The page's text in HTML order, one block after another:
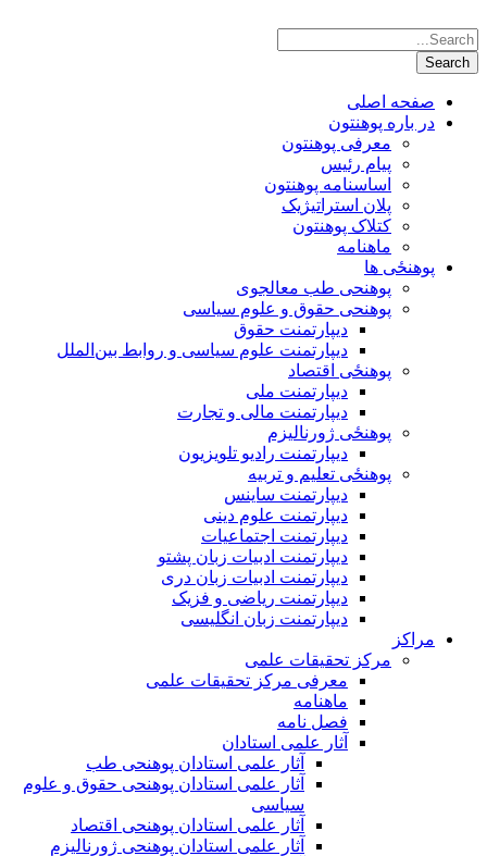
صفحه اصلی
در باره پوهنتون
معرفی پوهنتون
پیام رئیس
اساسنامه پوهنتون
پلان استراتیژیک
کتلاک پوهنتون
ماهنامه
پوهنځی ها
پوهنحی طب معالجوی
پوهنحی حقوق و علوم سیاسی
دیپارتمنت حقوق
دیپارتمنت علوم سیاسی و روابط بین‌الملل
پوهنځی اقتصاد
دیپارتمنت ملی
دیپارتمنت مالی و تجارت
پوهنځی ژورنالیزم
دیپارتمنت رادیو تلویزیون
پوهنځی تعلیم و تربیه
دیپارتمنت ساینس
دیپارتمنت علوم دینی
دیپارتمنت اجتماعیات
دیپارتمنت ادبیات زبان پشتو
دیپارتمنت ادبیات زبان دری
دیپارتمنت ریاضی و فزیک
دیپارتمنت زبان انگلیسی
مراکز
مرکز تحقیقات علمی
معرفی مرکز تحقیقات علمی
ماهنامه
فصل نامه
آثار علمی استادان
آثار علمی استادان پوهنحی طب
آثار علمی استادان پوهنحی حقوق و علوم
سیاسی
آثار علمی استادان پوهنحی اقتصاد
آثار علمی استادان پوهنحی ژورنالیزم